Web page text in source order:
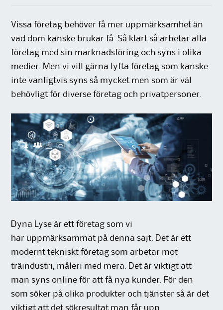
Vissa företag behöver få mer uppmärksamhet än
vad dom kanske brukar få. Så klart så arbetar alla
företag med sin marknadsföring och syns i olika
medier. Men vi vill gärna lyfta företag som kanske
inte vanligtvis syns så mycket men som är väl
behövligt för diverse företag och privatpersoner.
Dyna Lyse är ett företag som vi
har uppmärksammat på denna sajt. Det är ett
modernt tekniskt företag som arbetar mot
träindustri, måleri med mera. Det är viktigt att
man syns online för att få nya kunder. För den
som söker på olika produkter och tjänster så är det
viktigt att det sökresultat man får upp